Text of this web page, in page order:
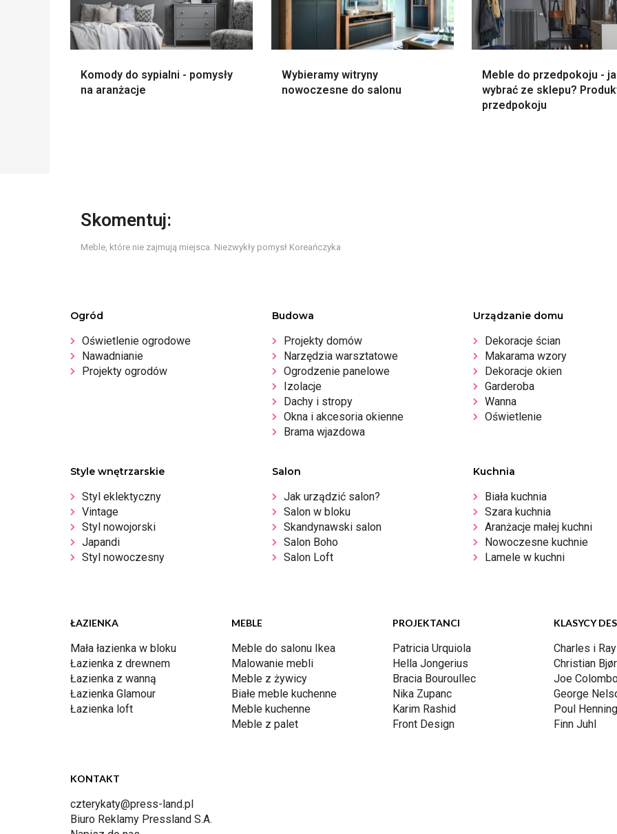
Komody do sypialni - pomysły
na aranżacje
Wybieramy witryny
nowoczesne do salonu
Meble do przedpokoju -
wybrać ze sklepu?
przedpokoju
Skomentuj:
Meble, które nie zajmują miejsca. Niezwykły pomysł Koreańczyka
Ogród
Oświetlenie ogrodowe
Nawadnianie
Projekty ogrodów
Budowa
Projekty domów
Narzędzia warsztatowe
Ogrodzenie panelowe
Izolacje
Dachy i stropy
Okna i akcesoria okienne
Brama wjazdowa
Urządzanie domu
Dekoracje ścian
Makarama wzory
Dekoracje okien
Garderoba
Wanna
Oświetlenie
Style wnętrzarskie
Styl eklektyczny
Vintage
Styl nowojorski
Japandi
Styl nowoczesny
Salon
Jak urządzić salon?
Salon w bloku
Skandynawski salon
Salon Boho
Salon Loft
Kuchnia
Biała kuchnia
Szara kuchnia
Aranżacje małej kuchni
Nowoczesne kuchnie
Lamele w kuchni
ŁAZIENKA
Mała łazienka w bloku
Łazienka z drewnem
Łazienka z wanną
Łazienka Glamour
Łazienka loft
MEBLE
Meble do salonu Ikea
Malowanie mebli
Meble z żywicy
Białe meble kuchenne
Meble kuchenne
Meble z palet
PROJEKTANCI
Patricia Urquiola
Hella Jongerius
Bracia Bouroullec
Nika Zupanc
Karim Rashid
Front Design
KLASYCY
Charles i
Christian
Joe
George
Poul
Finn Juhl
KONTAKT
czterykaty@press-land.pl
Biuro Reklamy Pressland S.A.